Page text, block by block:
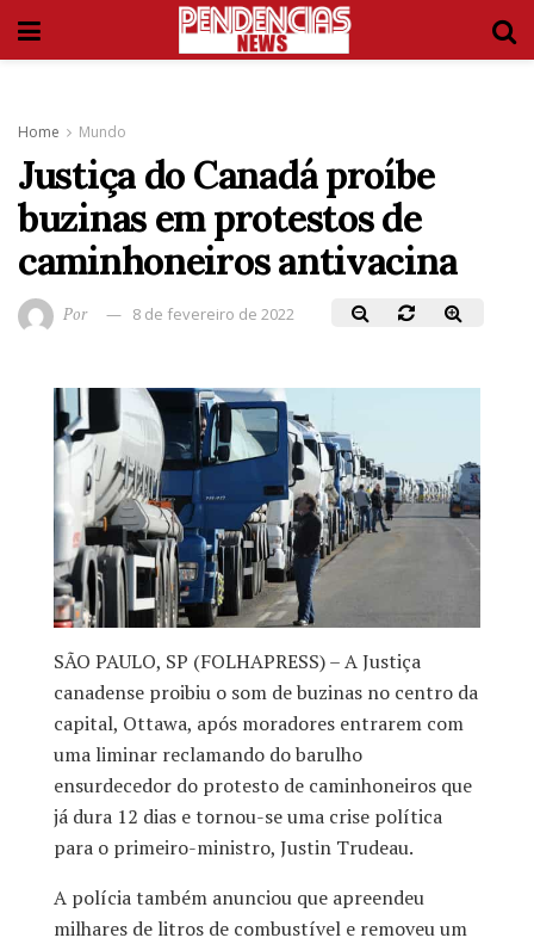
Home Mundo
Justiça do Canadá proíbe
buzinas em protestos de
caminhoneiros antivacina
Por 8 de fevereiro de 2022
SÃO PAULO, SP (FOLHAPRESS) – A Justiça
canadense proibiu o som de buzinas no centro da
capital, Ottawa, após moradores entrarem com
uma liminar reclamando do barulho
ensurdecedor do protesto de caminhoneiros que
já dura 12 dias e tornou-se uma crise política
para o primeiro-ministro, Justin Trudeau.
A polícia também anunciou que apreendeu
milhares de litros de combustível e removeu um